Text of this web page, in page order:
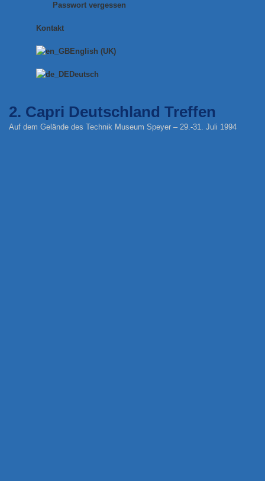
Passwort vergessen
Kontakt
English (UK)
Deutsch
2. Capri Deutschland Treffen
Auf dem Gelände des Technik Museum Speyer – 29.-31. Juli 1994